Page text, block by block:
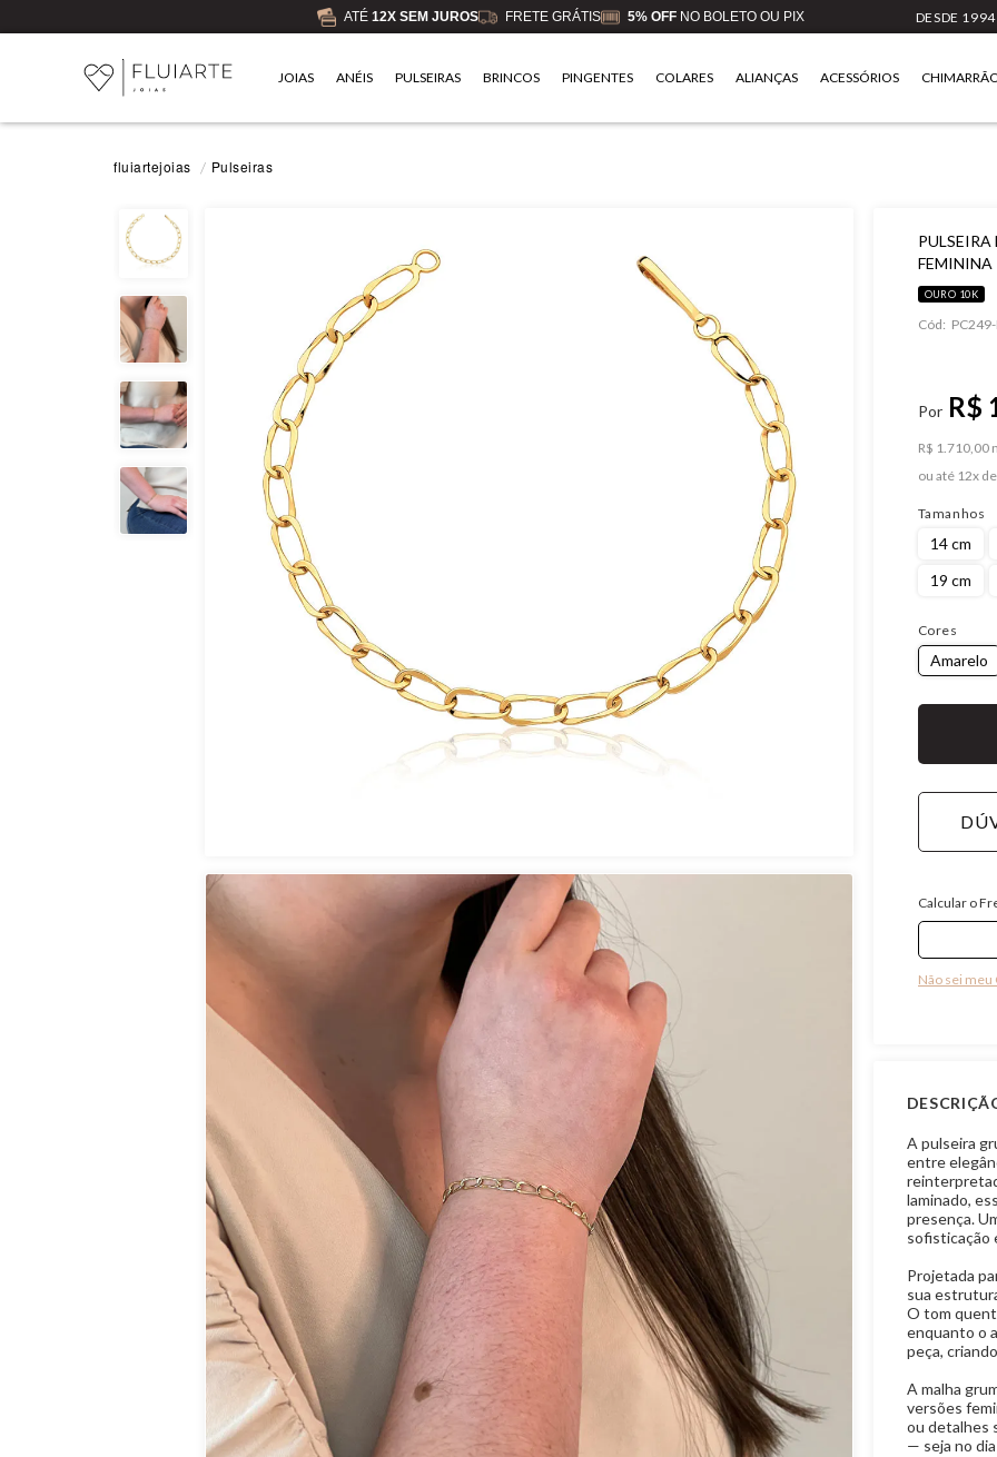
ATÉ 12X SEM JUROS FRETE GRÁTIS 5% OFFNO BOLETO OU PIX DESDE 1994
JOIAS ANÉIS PULSEIRAS BRINCOS PINGENTES COLARES ALIANÇAS ACESSÓRIOS
fluiartejoias Pulseiras
FEMININA
OURO 10K
Cód:
R$
R$ 1.710,00
ou
12xde
Tamanhos
14 cm
19 cm
Cores
Amarelo
Calcular o
Não sei meu
A pulseira
entre
laminado,
presença.
sofisticação
Projetada
sua
O tom
enquanto o
peça,
A malha
versões
ou detalhes
— seja no